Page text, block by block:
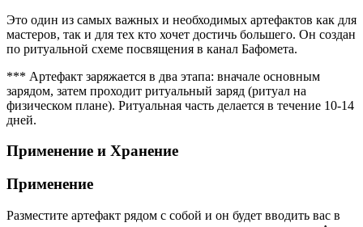
Это один из самых важных и необходимых артефактов как для
мастеров, так и для тех кто хочет достичь большего. Он создан
по ритуальной схеме посвящения в канал Бафомета.
*** Артефакт заряжается в два этапа: вначале основным
зарядом, затем проходит ритуальный заряд (ритуал на
физическом плане). Ритуальная часть делается в течение 10-14
дней.
Применение и Хранение
Применение
Разместите артефакт рядом с собой и он будет вводить вас в